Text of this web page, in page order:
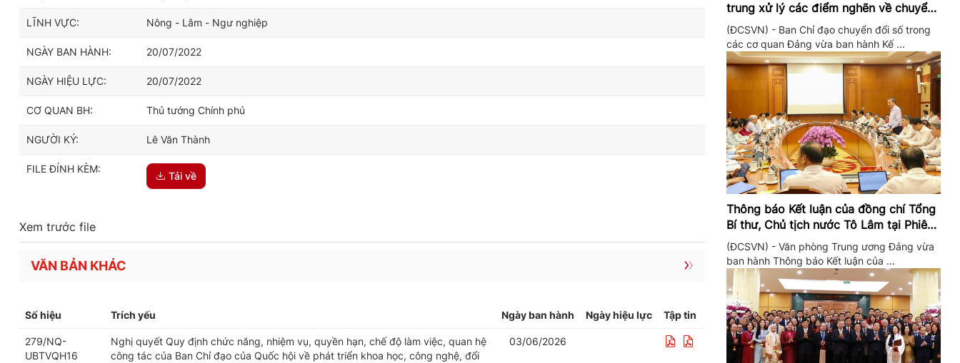
LĨNH VỰC: Nông - Lâm - Ngư nghiệp
NGÀY BAN HÀNH: 20/07/2022
NGÀY HIỆU LỰC: 20/07/2022
CƠ QUAN BH: Thủ tướng Chính phủ
NGƯỜI KÝ: Lê Văn Thành
FILE ĐÍNH KÈM:
Tải về
Xem trước file
VĂN BẢN KHÁC
Số hiệu Trích yếu Ngày ban hành Ngày hiệu lực Tập tin
279/NQ-
UBTVQH16
Nghị quyết Quy định chức năng, nhiệm vụ, quyền hạn, chế độ làm việc, quan hệ
công tác của Ban Chỉ đạo của Quốc hội về phát triển khoa học, công nghệ, đổi
03/06/2026
trung xử lý các điểm nghẽn về chuyển
đổi số trong các cơ quan Đảng
(ĐCSVN) - Ban Chỉ đạo chuyển đổi số trong
các cơ quan Đảng vừa ban hành Kế ...
Thông báo Kết luận của đồng chí Tổng
Bí thư, Chủ tịch nước Tô Lâm tại Phiên
họp Ban Chỉ đạo Trung ương thực hiện
Nghị quyết 57
(ĐCSVN) - Văn phòng Trung ương Đảng vừa
ban hành Thông báo Kết luận của ...